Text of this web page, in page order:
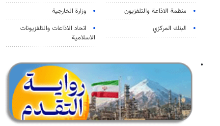
منظمة الاذاعة والتلفزیون
وزارة الخارجية
البنك المركزي
اتحاد الاذاعات والتلفزيونات
الاسلامية